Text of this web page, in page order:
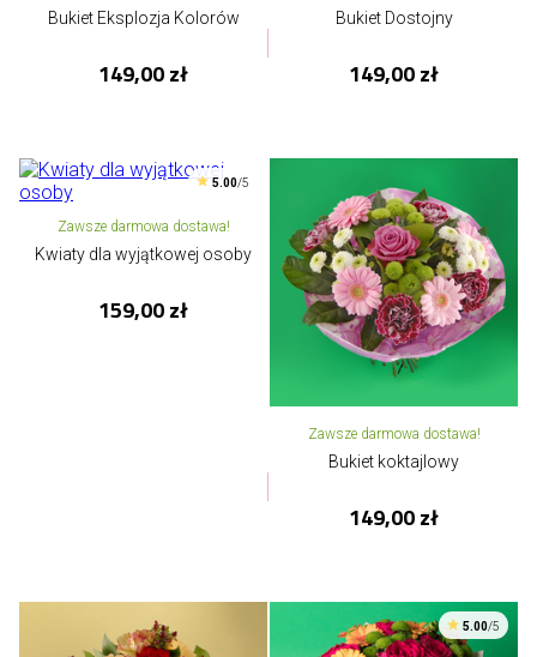
Bukiet Eksplozja Kolorów
149,00 zł
Bukiet Dostojny
149,00 zł
5.00/5
Zawsze darmowa dostawa!
Kwiaty dla wyjątkowej osoby
159,00 zł
Zawsze darmowa dostawa!
Bukiet koktajlowy
149,00 zł
5.00/5